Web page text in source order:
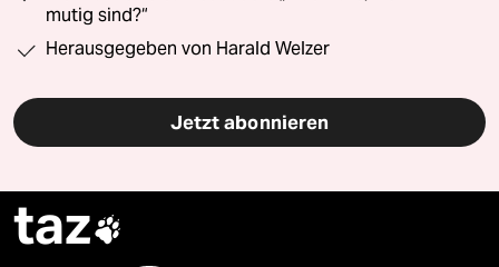
mutig sind?“
Herausgegeben von Harald Welzer
Jetzt abonnieren
taz